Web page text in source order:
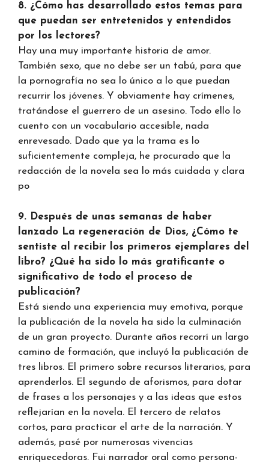
8. ¿Cómo has desarrollado estos temas para
que puedan ser entretenidos y entendidos
por los lectores?
Hay una muy importante historia de amor.
También sexo, que no debe ser un tabú, para que
la pornografía no sea lo único a lo que puedan
recurrir los jóvenes. Y obviamente hay crímenes,
tratándose el guerrero de un asesino. Todo ello lo
cuento con un vocabulario accesible, nada
enrevesado. Dado que ya la trama es lo
suficientemente compleja, he procurado que la
redacción de la novela sea lo más cuidada y clara
po
9. Después de unas semanas de haber
lanzado La regeneración de Dios, ¿Cómo te
sentiste al recibir los primeros ejemplares del
libro? ¿Qué ha sido lo más gratificante o
significativo de todo el proceso de
publicación?
Está siendo una experiencia muy emotiva, porque
la publicación de la novela ha sido la culminación
de un gran proyecto. Durante años recorrí un largo
camino de formación, que incluyó la publicación de
tres libros. El primero sobre recursos literarios, para
aprenderlos. El segundo de aforismos, para dotar
de frases a los personajes y a las ideas que estos
reflejarían en la novela. El tercero de relatos
cortos, para practicar el arte de la narración. Y
además, pasé por numerosas vivencias
enriquecedoras. Fui narrador oral como persona-